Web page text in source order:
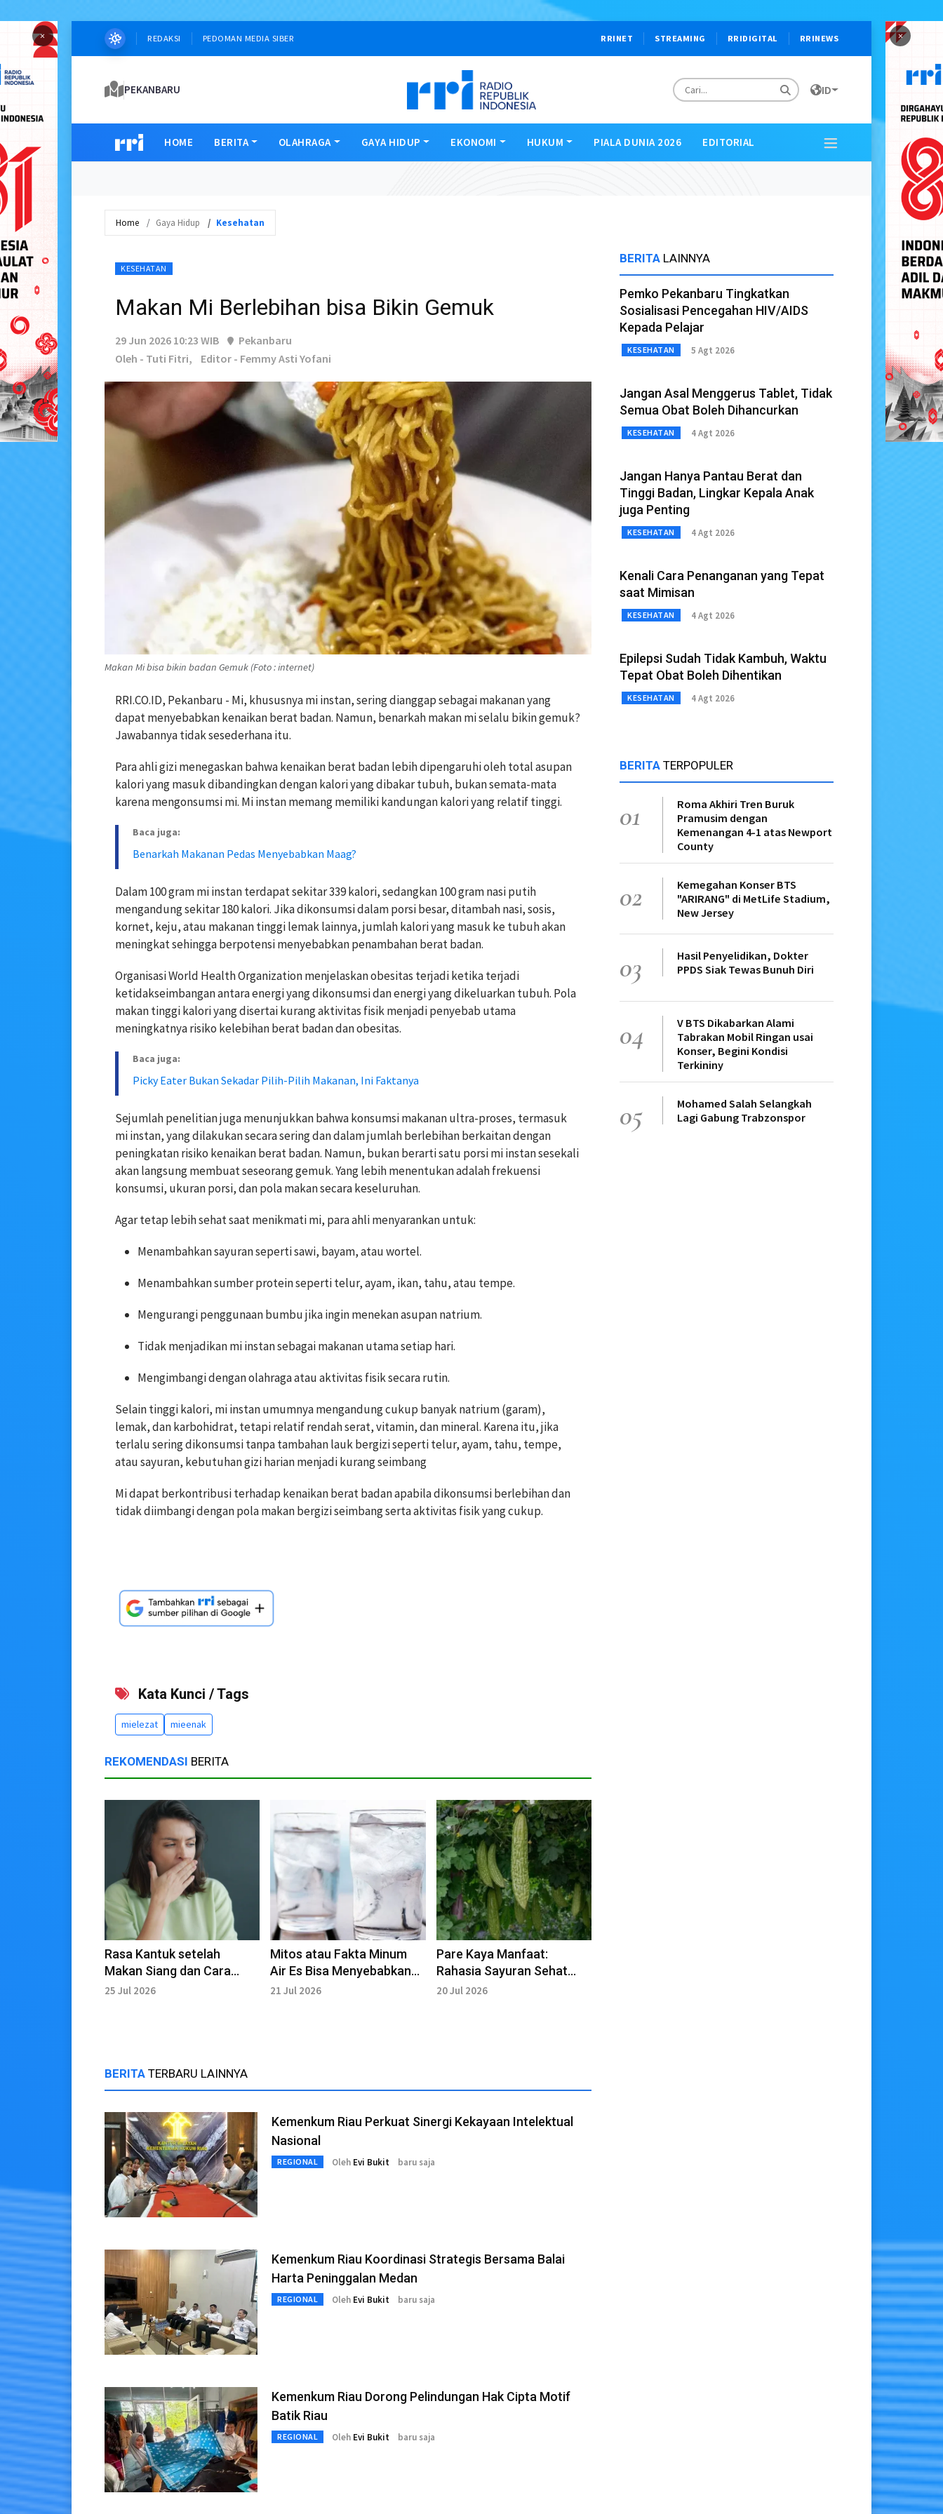
× ×
REDAKSI PEDOMAN MEDIA SIBER RRINET STREAMING RRIDIGITAL RRINEWS
PEKANBARU ID
HOME BERITA OLAHRAGA GAYA HIDUP EKONOMI HUKUM PIALA DUNIA 2026 EDITORIAL
Home Gaya Hidup Kesehatan
KESEHATAN
Makan Mi Berlebihan bisa Bikin Gemuk
29 Jun 2026 10:23 WIB
Pekanbaru
Oleh - Tuti Fitri,
Editor - Femmy Asti Yofani
Makan Mi bisa bikin badan Gemuk (Foto : internet)
RRI.CO.ID, Pekanbaru - Mi, khususnya mi instan, sering dianggap sebagai makanan yang
dapat menyebabkan kenaikan berat badan. Namun, benarkah makan mi selalu bikin gemuk?
Jawabannya tidak sesederhana itu.
Para ahli gizi menegaskan bahwa kenaikan berat badan lebih dipengaruhi oleh total asupan
kalori yang masuk dibandingkan dengan kalori yang dibakar tubuh, bukan semata-mata
karena mengonsumsi mi. Mi instan memang memiliki kandungan kalori yang relatif tinggi.
Baca juga:
Benarkah Makanan Pedas Menyebabkan Maag?
Dalam 100 gram mi instan terdapat sekitar 339 kalori, sedangkan 100 gram nasi putih
mengandung sekitar 180 kalori. Jika dikonsumsi dalam porsi besar, ditambah nasi, sosis,
kornet, keju, atau makanan tinggi lemak lainnya, jumlah kalori yang masuk ke tubuh akan
meningkat sehingga berpotensi menyebabkan penambahan berat badan.
OrganisasiWorld Health Organizationmenjelaskan obesitas terjadi ketika terjadi
ketidakseimbangan antara energi yang dikonsumsi dan energi yang dikeluarkan tubuh. Pola
makan tinggi kalori yang disertai kurang aktivitas fisik menjadi penyebab utama
meningkatnya risiko kelebihan berat badan dan obesitas.
Baca juga:
Picky Eater Bukan Sekadar Pilih-Pilih Makanan, Ini Faktanya
Sejumlah penelitian juga menunjukkan bahwa konsumsi makanan ultra-proses, termasuk
mi instan, yang dilakukan secara sering dan dalam jumlah berlebihan berkaitan dengan
peningkatan risiko kenaikan berat badan. Namun, bukan berarti satu porsi mi instan sesekali
akan langsung membuat seseorang gemuk. Yang lebih menentukan adalah frekuensi
konsumsi, ukuran porsi, dan pola makan secara keseluruhan.
Agar tetap lebih sehat saat menikmati mi, para ahli menyarankan untuk:
Menambahkan sayuran seperti sawi, bayam, atau wortel.
Menambahkan sumber protein seperti telur, ayam, ikan, tahu, atau tempe.
Mengurangi penggunaan bumbu jika ingin menekan asupan natrium.
Tidak menjadikan mi instan sebagai makanan utama setiap hari.
Mengimbangi dengan olahraga atau aktivitas fisik secara rutin.
Selain tinggi kalori, mi instan umumnya mengandung cukup banyak natrium (garam),
lemak, dan karbohidrat, tetapi relatif rendah serat, vitamin, dan mineral. Karena itu, jika
terlalu sering dikonsumsi tanpa tambahan lauk bergizi seperti telur, ayam, tahu, tempe,
atau sayuran, kebutuhan gizi harian menjadi kurang seimbang
Mi dapat berkontribusi terhadap kenaikan berat badan apabila dikonsumsi berlebihan dan
tidak diimbangi dengan pola makan bergizi seimbang serta aktivitas fisik yang cukup.
Kata Kunci / Tags
mielezat mieenak
REKOMENDASI BERITA
Rasa Kantuk setelah
Makan Siang dan Cara
Mengatasinya
25 Jul 2026
Mitos atau Fakta Minum
Air Es Bisa Menyebabkan
Gemuk
21 Jul 2026
Pare Kaya Manfaat:
Rahasia Sayuran Sehat
untuk Menjaga Kebugaran
20 Jul 2026
BERITA TERBARU LAINNYA
Kemenkum Riau Perkuat Sinergi Kekayaan Intelektual
Nasional
REGIONAL Oleh Evi Bukit baru saja
Kemenkum Riau Koordinasi Strategis Bersama Balai
Harta Peninggalan Medan
REGIONAL Oleh Evi Bukit baru saja
Kemenkum Riau Dorong Pelindungan Hak Cipta Motif
Batik Riau
REGIONAL Oleh Evi Bukit baru saja
BERITA LAINNYA
Pemko Pekanbaru Tingkatkan
Sosialisasi Pencegahan HIV/AIDS
Kepada Pelajar
KESEHATAN 5 Agt 2026
Jangan Asal Menggerus Tablet, Tidak
Semua Obat Boleh Dihancurkan
KESEHATAN 4 Agt 2026
Jangan Hanya Pantau Berat dan
Tinggi Badan, Lingkar Kepala Anak
juga Penting
KESEHATAN 4 Agt 2026
Kenali Cara Penanganan yang Tepat
saat Mimisan
KESEHATAN 4 Agt 2026
Epilepsi Sudah Tidak Kambuh, Waktu
Tepat Obat Boleh Dihentikan
KESEHATAN 4 Agt 2026
BERITA TERPOPULER
01
Roma Akhiri Tren Buruk
Pramusim dengan
Kemenangan 4-1 atas Newport
County
02
Kemegahan Konser BTS
"ARIRANG" di MetLife Stadium,
New Jersey
03
Hasil Penyelidikan, Dokter
PPDS Siak Tewas Bunuh Diri
04
V BTS Dikabarkan Alami
Tabrakan Mobil Ringan usai
Konser, Begini Kondisi
Terkininy
05
Mohamed Salah Selangkah
Lagi Gabung Trabzonspor